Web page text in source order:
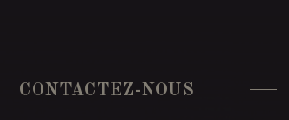
CONTACTEZ-NOUS